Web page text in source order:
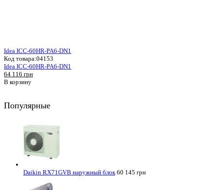
Idea ICC-60HR-PA6-DN1
Код товара:04153
Idea ICC-60HR-PA6-DN1
64 116 грн
В корзину
Популярные
Daikin RX71GVB наружный блок 60 145 грн